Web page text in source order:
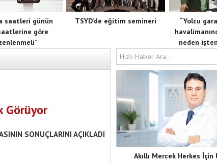
saatleri günün
göre
“Yolcu
neden işten
TSYD’de eğitim semineri
Görüyor
SONUÇLARINI AÇIKLADI
Akıllı Mercek Herkes İçin